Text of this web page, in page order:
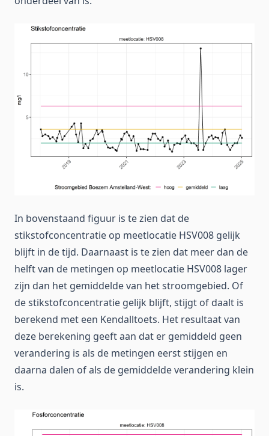
In bovenstaand figuur is te zien dat de
stikstofconcentratie op meetlocatie HSV008 gelijk
blijft in de tijd. Daarnaast is te zien dat meer dan de
helft van de metingen op meetlocatie HSV008 lager
zijn dan het gemiddelde van het stroomgebied. Of
de stikstofconcentratie gelijk blijft, stijgt of daalt is
berekend met een Kendalltoets. Het resultaat van
deze berekening geeft aan dat er gemiddeld geen
verandering is als de metingen eerst stijgen en
daarna dalen of als de gemiddelde verandering klein
is.